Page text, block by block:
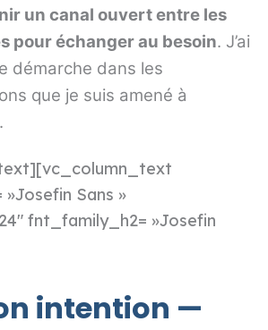
un canal ouvert entre les
pour échanger au besoin. J’ai
démarche dans les
que je suis amené à
Sans »
fnt_family_h2= »Josefin
intention —